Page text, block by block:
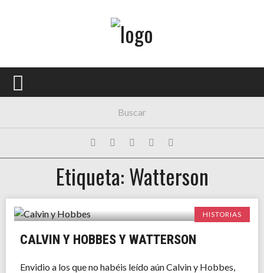
PORTADA
FESTIVALES
EXPOSICIONES
HISTORIAS
Etiqueta: Watterson
HISTORIAS
CALVIN Y HOBBES Y WATTERSON
Envidio a los que no habéis leído aún Calvin y Hobbes,